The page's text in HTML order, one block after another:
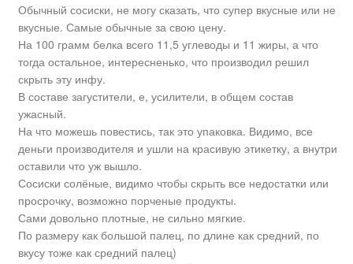
Обычный сосиски, не могу сказать, что супер вкусные или не
вкусные. Самые обычные за свою цену.
На 100 грамм белка всего 11,5 углеводы и 11 жиры, а что
тогда остальное, интересненько, что производил решил
скрыть эту инфу.
В составе загустители, е, усилители, в общем состав
ужасный.
На что можешь повестись, так это упаковка. Видимо, все
деньги производителя и ушли на красивую этикетку, а внутри
оставили что уж вышло.
Сосиски солёные, видимо чтобы скрыть все недостатки или
просрочку, возможно порченые продукты.
Сами довольно плотные, не сильно мягкие.
По размеру как большой палец, по длине как средний, по
вкусу тоже как средний палец)